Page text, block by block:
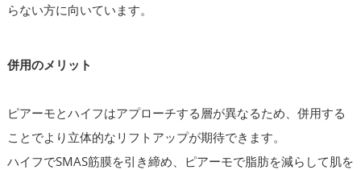
らない方に向いています。
併用のメリット
ピアーモとハイフはアプローチする層が異なるため、併用する
ことでより立体的なリフトアップが期待できます。
ハイフでSMAS筋膜を引き締め、ピアーモで脂肪を減らして肌を